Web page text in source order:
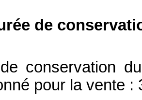
de
conservation
pour la vente :